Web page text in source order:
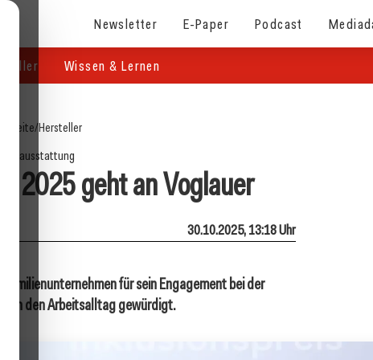
Newsletter E-Paper Podcast
Wissen & Lernen
/Hersteller
Hotelausstattung
2025 geht an Voglauer
30.10.2025, 13:18 Uhr
für sein Engagement bei der
in den Arbeitsalltag gewürdigt.